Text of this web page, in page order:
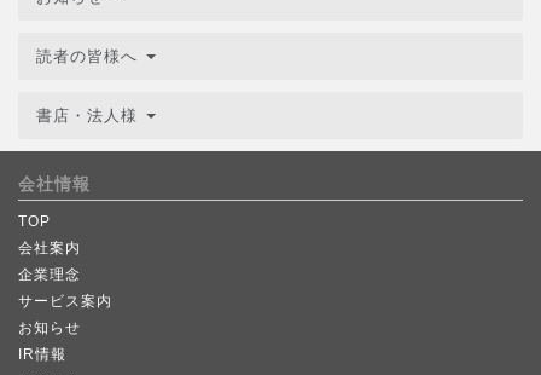
読者の皆様へ
書店・法人様
会社情報
TOP
会社案内
企業理念
サービス案内
お知らせ
IR情報